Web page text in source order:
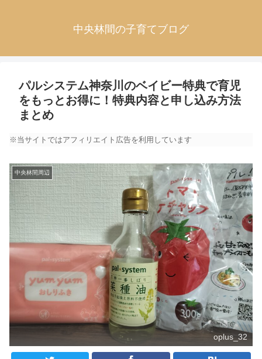
中央林間の子育てブログ
パルシステム神奈川のベイビー特典で育児
をもっとお得に！特典内容と申し込み方法
まとめ
※当サイトではアフィリエイト広告を利用しています
中央林間周辺
oplus_32